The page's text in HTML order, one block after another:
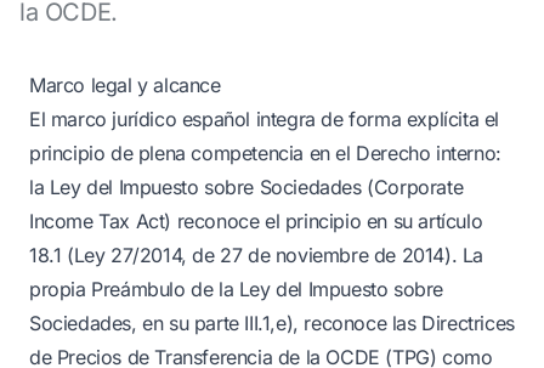
la OCDE.
Marco legal y alcance
El marco jurídico español integra de forma explícita el
principio de plena competencia en el Derecho interno:
la Ley del Impuesto sobre Sociedades (Corporate
Income Tax Act) reconoce el principio en su artículo
18.1 (Ley 27/2014, de 27 de noviembre de 2014). La
propia Preámbulo de la Ley del Impuesto sobre
Sociedades, en su parte III.1,e), reconoce las Directrices
de Precios de Transferencia de la OCDE (TPG) como